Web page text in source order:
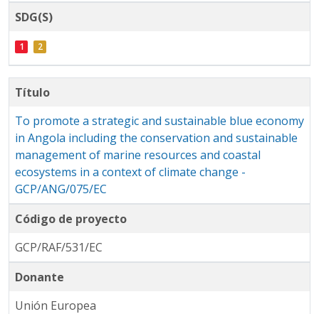
SDG(S)
Título
To promote a strategic and sustainable blue economy
in Angola including the conservation and sustainable
management of marine resources and coastal
ecosystems in a context of climate change -
GCP/ANG/075/EC
Código de proyecto
GCP/RAF/531/EC
Donante
Unión Europea